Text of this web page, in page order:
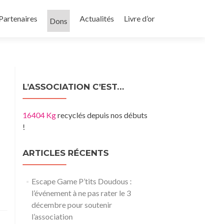
Dons Actualités Livre d’or
L’ASSOCIATION C’EST…
16404 Kgrecyclés depuis nos débuts
!
ARTICLES RÉCENTS
Escape Game P’tits Doudous :
l’événement à ne pas rater le 3
décembre pour soutenir
l’association